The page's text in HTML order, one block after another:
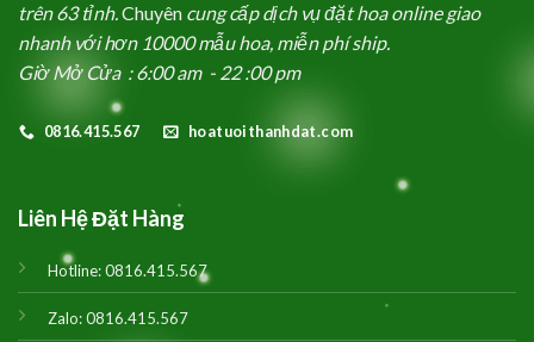
trên 63 tỉnh.Chuyên cung cấp dịch vụ đặt hoa online giao
nhanh với hơn 10000 mẫu hoa, miễn phí ship.
Giờ Mở Cửa : 6:00 am - 22 :00 pm
0816.415.567 hoatuoithanhdat.com
Liên Hệ Đặt Hàng
Hotline:0816.415.567
Zalo:0816.415.567